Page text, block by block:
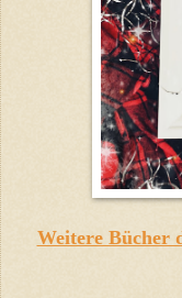
Weitere Bücher